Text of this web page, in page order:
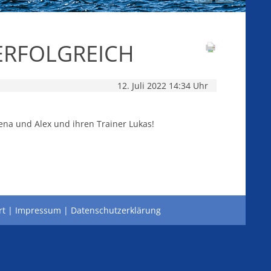
12. Juli 2022 14:34 Uhr
und Alex und ihren Trainer Lukas!
Impressum Datenschutzerklärung